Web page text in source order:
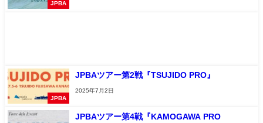
JPBA
JPBA
JPBAツアー第2戦『TSUJIDO PRO』
2025年7月2日
JPBAツアー第4戦『KAMOGAWA PRO